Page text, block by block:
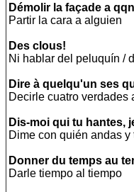
Démolir la façade a qqn
Partir la cara a alguien
Des clous!
Ni hablar del peluquín /
Dire à quelqu'un ses
Decirle cuatro verdades
Dis-moi qui tu hantes,
Dime con quién andas
Donner du temps au
Darle tiempo al tiempo